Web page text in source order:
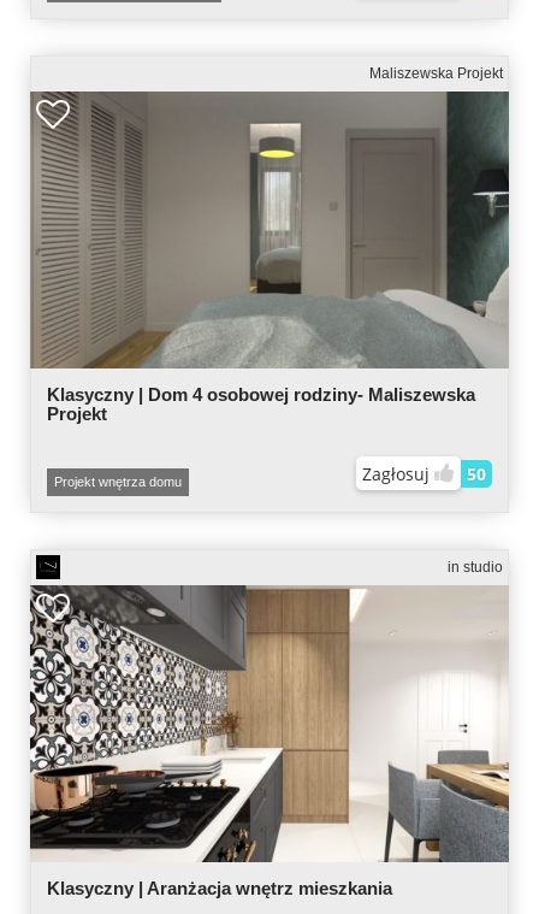
Maliszewska Projekt
Klasyczny | Dom 4 osobowej rodziny- Maliszewska
Projekt
Projekt wnętrza domu Zagłosuj 50
in studio
Klasyczny | Aranżacja wnętrz mieszkania